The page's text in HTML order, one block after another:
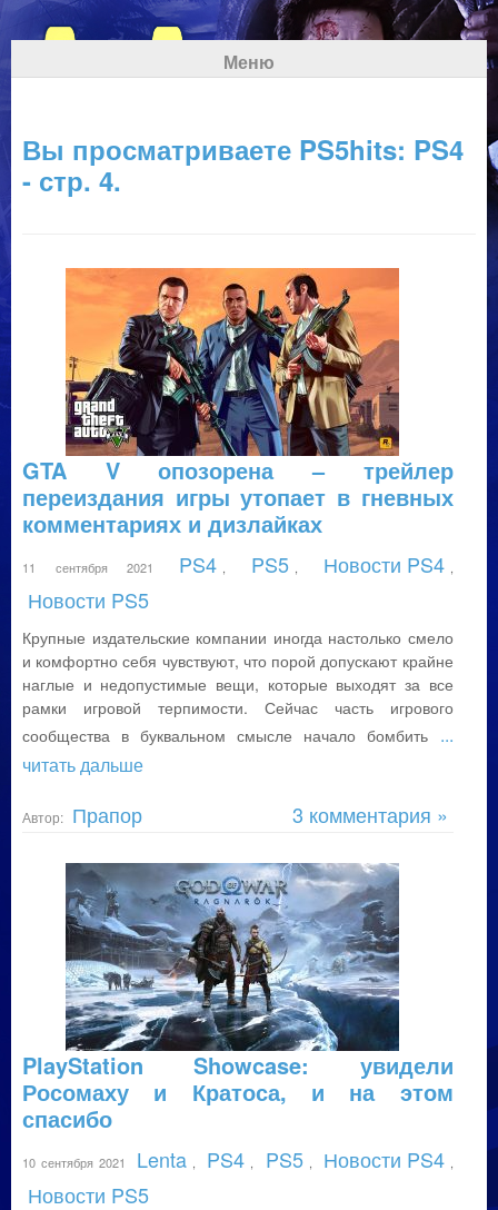
Меню
Вы просматриваете PS5hits: PS4
- стр. 4.
GTA V опозорена – трейлер
переиздания игры утопает в гневных
комментариях и дизлайках
11 сентября 2021 PS4 PS5 Новости PS4
Новости PS5
Крупные издательские компании иногда настолько смело
и комфортно себя чувствуют, что порой допускают крайне
наглые и недопустимые вещи, которые выходят за все
рамки игровой терпимости. Сейчас часть игрового
сообщества в буквальном смысле начало бомбить ...
читать дальше
Автор: Прапор 3 комментария »
PlayStation Showcase: увидели
Росомаху и Кратоса, и на этом
спасибо
10 сентября 2021 Lenta PS4 PS5 Новости PS4
Новости PS5